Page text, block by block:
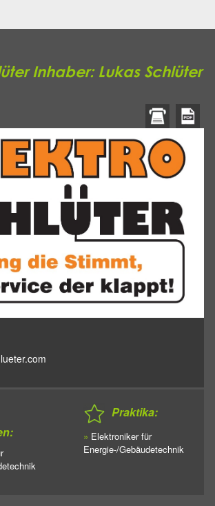
Inhaber: Lukas Schlüter
Praktika:
» Elektroniker für
Energie-/Gebäudetechnik